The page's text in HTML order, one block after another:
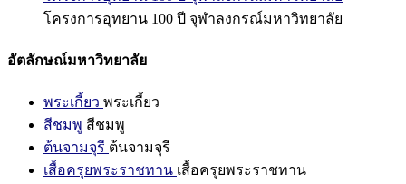
โครงการอุทยาน 100 ปี จุฬาลงกรณ์มหาวิทยาลัย
อัตลักษณ์มหาวิทยาลัย
พระเกี้ยว พระเกี้ยว
สีชมพู สีชมพู
ต้นจามจุรี ต้นจามจุรี
เสื้อครุยพระราชทาน เสื้อครุยพระราชทาน